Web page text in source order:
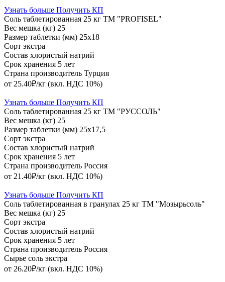
Узнать больше Получить КП
Соль таблетированная 25 кг ТМ "PROFISEL"
Вес мешка (кг) 25
Размер таблетки (мм) 25х18
Сорт экстра
Состав хлористый натрий
Срок хранения 5 лет
Страна производитель Турция
от 25.40₽/кг (вкл. НДС 10%)
Узнать больше Получить КП
Соль таблетированная 25 кг ТМ "РУССОЛЬ"
Вес мешка (кг) 25
Размер таблетки (мм) 25х17,5
Сорт экстра
Состав хлористый натрий
Срок хранения 5 лет
Страна производитель Россия
от 21.40₽/кг (вкл. НДС 10%)
Узнать больше Получить КП
Соль таблетированная в гранулах 25 кг ТМ "Мозырьсоль"
Вес мешка (кг) 25
Сорт экстра
Состав хлористый натрий
Срок хранения 5 лет
Страна производитель Россия
Сырье соль экстра
от 26.20₽/кг (вкл. НДС 10%)